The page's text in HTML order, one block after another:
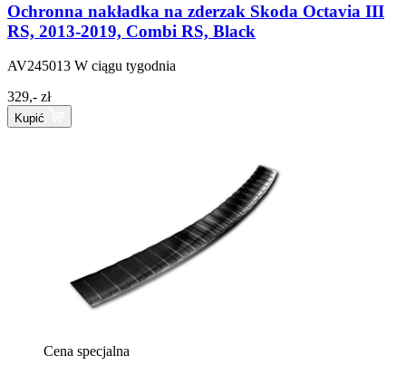
Ochronna nakładka na zderzak Skoda Octavia III
RS, 2013-2019, Combi RS, Black
AV245013 W ciągu tygodnia
329,- zł
Kupić
Cena specjalna